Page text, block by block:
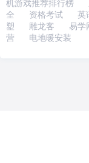
机游戏推荐排行榜
全
资格考试 英
塑
雕龙客 易学
营
电地暖安装